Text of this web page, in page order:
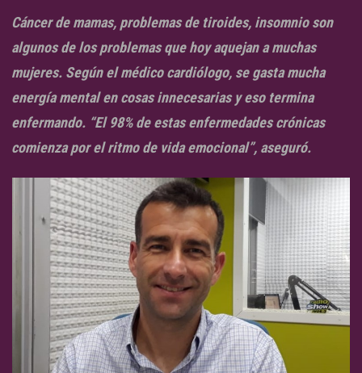
Cáncer de mamas, problemas de tiroides, insomnio son
algunos de los problemas que hoy aquejan a muchas
mujeres. Según el médico cardiólogo, se gasta mucha
energía mental en cosas innecesarias y eso termina
enfermando. “El 98% de estas enfermedades crónicas
comienza por el ritmo de vida emocional”, aseguró.